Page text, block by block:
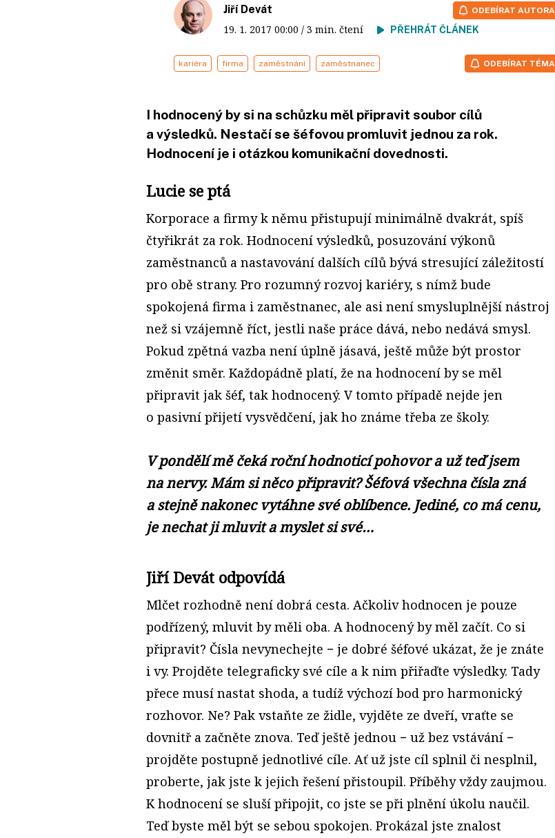
Jiří Devát
19. 1. 2017 00:00 / 3 min. čtení PŘEHRÁT ČLÁNEK
ODEBÍRAT AUTORA
kariéra firma zaměstnání zaměstnanec ODEBÍRAT TÉMA
I hodnocený by si na schůzku měl připravit soubor cílů
a výsledků. Nestačí se šéfovou promluvit jednou za rok.
Hodnocení je i otázkou komunikační dovednosti.
Lucie se ptá
Korporace a firmy k němu přistupují minimálně dvakrát, spíš
čtyřikrát za rok. Hodnocení výsledků, posuzování výkonů
zaměstnanců a nastavování dalších cílů bývá stresující záležitostí
pro obě strany. Pro rozumný rozvoj kariéry, s nímž bude
spokojená firma i zaměstnanec, ale asi není smysluplnější nástroj
než si vzájemně říct, jestli naše práce dává, nebo nedává smysl.
Pokud zpětná vazba není úplně jásavá, ještě může být prostor
změnit směr. Každopádně platí, že na hodnocení by se měl
připravit jak šéf, tak hodnocený. V tomto případě nejde jen
o pasivní přijetí vysvědčení, jak ho známe třeba ze školy.
V pondělí mě čeká roční hodnoticí pohovor a už teď jsem
na nervy. Mám si něco připravit? Šéfová všechna čísla zná
a stejně nakonec vytáhne své oblíbence. Jediné, co má cenu,
je nechat ji mluvit a myslet si své…
Jiří Devát odpovídá
Mlčet rozhodně není dobrá cesta. Ačkoliv hodnocen je pouze
podřízený, mluvit by měli oba. A hodnocený by měl začít. Co si
připravit? Čísla nevynechejte − je dobré šéfové ukázat, že je znáte
i vy. Projděte telegraficky své cíle a k nim přiřaďte výsledky. Tady
přece musí nastat shoda, a tudíž výchozí bod pro harmonický
rozhovor. Ne? Pak vstaňte ze židle, vyjděte ze dveří, vraťte se
dovnitř a začněte znova. Teď ještě jednou − už bez vstávání −
projděte postupně jednotlivé cíle. Ať už jste cíl splnil či nesplnil,
proberte, jak jste k jejich řešení přistoupil. Příběhy vždy zaujmou.
K hodnocení se sluší připojit, co jste se při plnění úkolu naučil.
Teď byste měl být se sebou spokojen. Prokázal jste znalost